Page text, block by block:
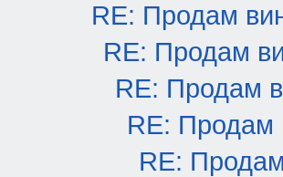
RE: Продам
RE: Продам
RE: Продам
RE: Продам
RE: